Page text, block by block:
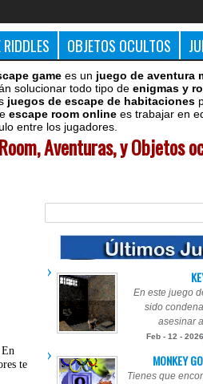
RIDDLES OBJETOS OCULTOS
game es un juego de aventura
solucionar todo tipo de enigmas y
juegos de escape de habitaciones
escape room online es trabajar en
entre los jugadores.
Aventuras, y Objetos
En
te
En este juego
sido
asesinar
Feb - 12 -
MONKEY
Tienes que